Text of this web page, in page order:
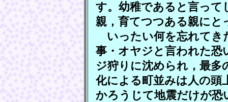
す。幼稚であると言っ
親，育てつつある親に
いったい何を忘れてき
事・オヤジと言われた
ジ狩りに沈められ，最多
化による町並みは人の頭
かろうじて地震だけが